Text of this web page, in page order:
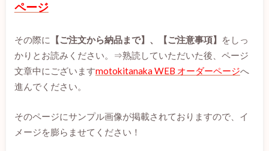
ページ
その際に 【ご注文から納品まで】、【ご注意事項】
をしっ
かりとお読みください。⇒熟読していただいた後、ページ
文章中にございますmotokitanaka WEB オーダーページへ
進んでください。
そのページにサンプル画像が掲載されておりますので、イ
メージを膨らませてください！